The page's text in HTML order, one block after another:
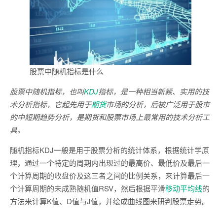
股票中随机指标是什么
股票中随机指标，也叫KDJ指标，是一种相当新颖、实用的技
术分析指标，它起先用于期货市场的分析，后被广泛用于股市
的中短期趋势分析，是期货和股票市场上最常用的技术分析工
具。
随机指标KDJ一般是用于股票分析的统计体系，根据统计学原
理，通过一个特定的周期内出现过的最高价、最低价及最后一
个计算周期的收盘价及这三者之间的比例关系，来计算最后一
个计算周期的未成熟随机值RSV，然后根据平滑移动平均线的
方法来计算K值、D值与J值，并绘成曲线图来研判股票走势。